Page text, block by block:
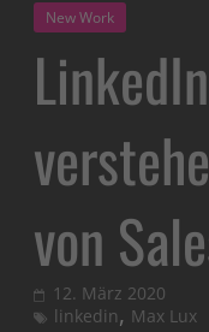
New Work
von
12. März 2020
linkedin, Max Lux